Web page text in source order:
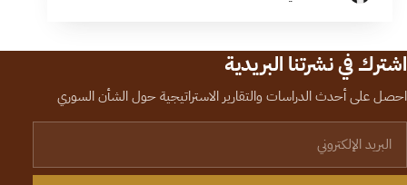
اشترك في نشرتنا البريدية
احصل على أحدث الدراسات والتقارير الاستراتيجية حول الشأن السوري